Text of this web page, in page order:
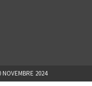
NOVEMBRE 2024